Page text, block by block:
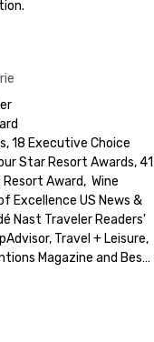
18 Executive Choice
Star Resort Awards, 41
Award,  Wine
Excellence US News &
Nast Traveler Readers'
Travel + Leisure,
Magazine and Best